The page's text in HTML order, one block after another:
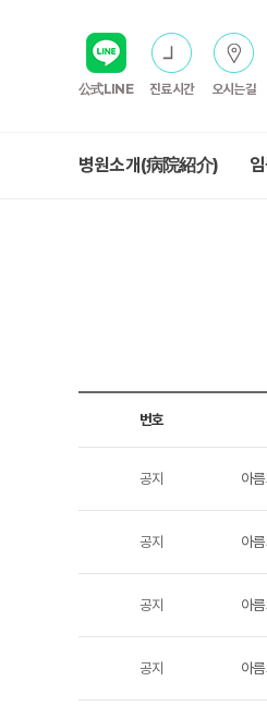
公式LINE 진료시간 오시는길
병원소개(病院紹介)
번호
공지 아
공지 아
공지 아
공지 아